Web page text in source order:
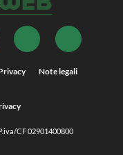
Note legali
CF 02901400800